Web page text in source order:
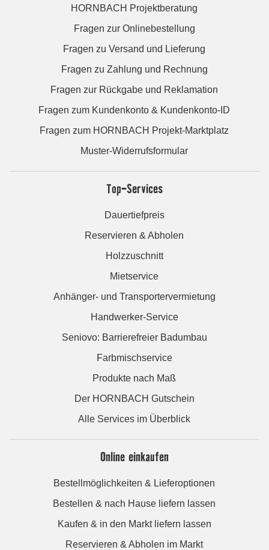
HORNBACH Projektberatung
Fragen zur Onlinebestellung
Fragen zu Versand und Lieferung
Fragen zu Zahlung und Rechnung
Fragen zur Rückgabe und Reklamation
Fragen zum Kundenkonto & Kundenkonto-ID
Fragen zum HORNBACH Projekt-Marktplatz
Muster-Widerrufsformular
Top-Services
Dauertiefpreis
Reservieren & Abholen
Holzzuschnitt
Mietservice
Anhänger- und Transportervermietung
Handwerker-Service
Seniovo: Barrierefreier Badumbau
Farbmischservice
Produkte nach Maß
Der HORNBACH Gutschein
Alle Services im Überblick
Online einkaufen
Bestellmöglichkeiten & Lieferoptionen
Bestellen & nach Hause liefern lassen
Kaufen & in den Markt liefern lassen
Reservieren & Abholen im Markt